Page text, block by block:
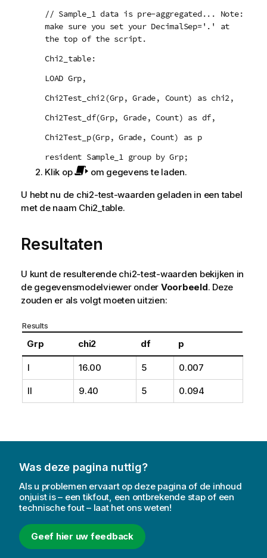
// Sample_1 data is pre-aggregated... Note:
make sure you set your DecimalSep='.' at
the top of the script.
Chi2_table:
LOAD Grp,
Chi2Test_chi2(Grp, Grade, Count) as chi2,
Chi2Test_df(Grp, Grade, Count) as df,
Chi2Test_p(Grp, Grade, Count) as p
resident Sample_1 group by Grp;
Klik op
om gegevens te laden.
U hebt nu de chi2-test-waarden geladen in een tabel
met de naam Chi2_table.
Resultaten
U kunt de resulterende chi2-test-waarden bekijken in
de gegevensmodelviewer onder Voorbeeld. Deze
zouden er als volgt moeten uitzien:
Results
Grp chi2 df p
I 16.00 5 0.007
II 9.40 5 0.094
Was deze pagina nuttig?
Als u problemen ervaart op deze pagina of de inhoud
onjuist is – een tikfout, een ontbrekende stap of een
technische fout – laat het ons weten!
Geef hier uw feedback